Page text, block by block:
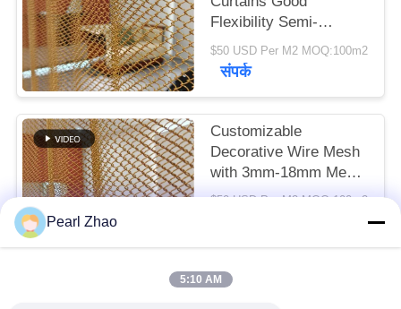
गोपनीयता
नीति
Flexibility Semi-
transparent For Your
High-class Decorative
$50 USD Per M2 MOQ:100m2
संपर्क
Customizable
Decorative Wire Mesh
with 3mm-18mm Mesh
Opening 0.5-2mm Wire
$50 USD Per M2 MOQ:100m2
लोकप्रिय श्रेणियां
Pearl Zhao
5:10 AM